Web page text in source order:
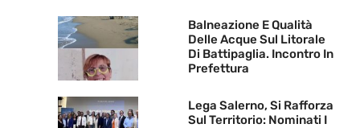
Balneazione E Qualità
Delle Acque Sul Litorale
Di Battipaglia. Incontro In
Prefettura
Lega Salerno, Si Rafforza
Sul Territorio: Nominati I